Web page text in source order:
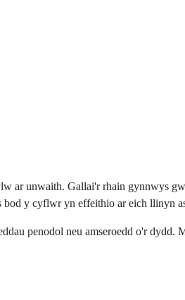
ar unwaith. Gallai'r rhain gynnwys
bod y cyflwr yn effeithio ar eich llinyn
penodol neu amseroedd o'r